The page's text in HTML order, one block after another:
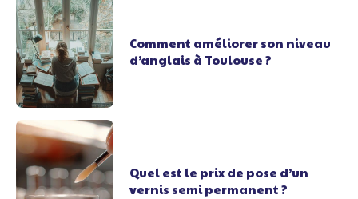
Comment améliorer son niveau
d’anglais à Toulouse ?
Quel est le prix de pose d’un
vernis semi permanent ?